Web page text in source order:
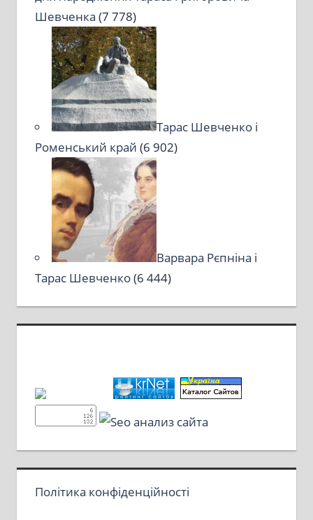
Шевченка (7 778)
Тарас Шевченко і
Роменський край (6 902)
Варвара Рєпніна і
Тарас Шевченко(6 444)
Політика конфіденційності